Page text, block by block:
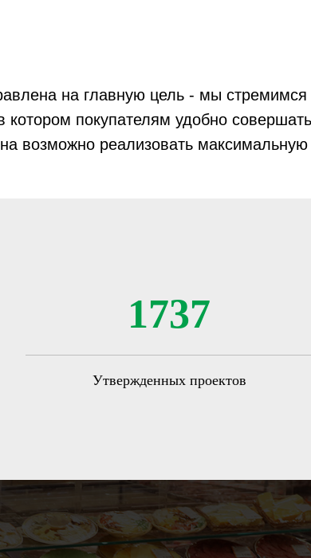
на главную цель - мы стремимся
котором покупателям удобно
возможно реализовать
1737
Утвержденных проектов